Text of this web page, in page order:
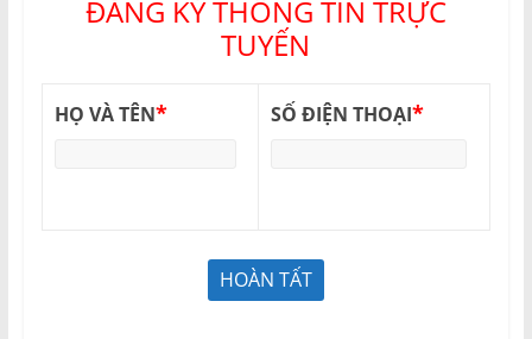
ĐĂNG KÝ THÔNG TIN TRỰC
TUYẾN
HỌ VÀ TÊN* SỐ ĐIỆN THOẠI*